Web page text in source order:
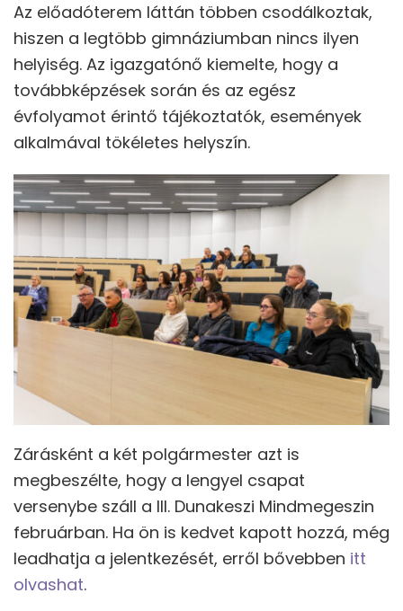
Az előadóterem láttán többen csodálkoztak,
hiszen a legtöbb gimnáziumban nincs ilyen
helyiség. Az igazgatónő kiemelte, hogy a
továbbképzések során és az egész
évfolyamot érintő tájékoztatók, események
alkalmával tökéletes helyszín.
Zárásként a két polgármester azt is
megbeszélte, hogy a lengyel csapat
versenybe száll a III. Dunakeszi Mindmegeszin
februárban. Ha ön is kedvet kapott hozzá, még
leadhatja a jelentkezését, erről bővebben itt
olvashat.